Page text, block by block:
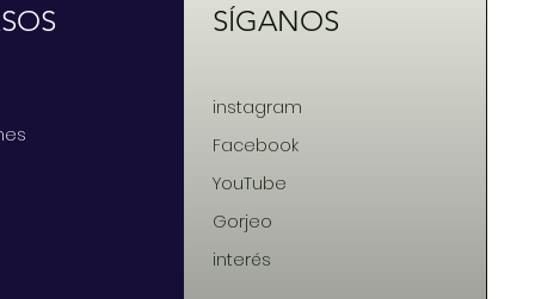
SÍGANOS
instagram
Facebook
YouTube
Gorjeo
interés